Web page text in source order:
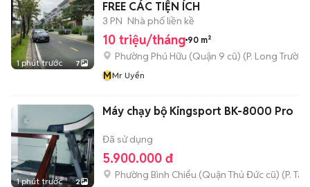
1 phút trước 7
FREE CÁC TIỆN ÍCH
3 PN Nhà phố liền kề
10 triệu/tháng 90 m²
Phường Phú Hữu (Quận 9 cũ) (P. Long Trường
MMr Uyển
1 phút trước 2
Máy chạy bộ Kingsport BK-8000 Pro
Đã sử dụng
5.900.000 đ
Phường Bình Chiểu (Quận Thủ Đức cũ) (P.